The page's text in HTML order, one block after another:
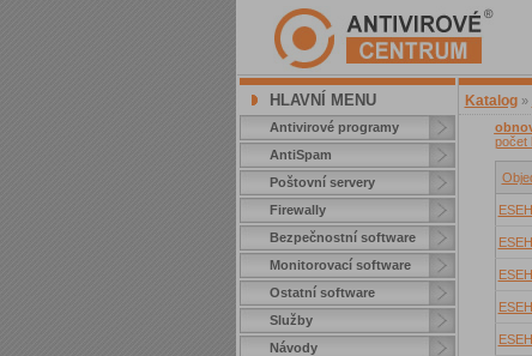
HLAVNÍ MENU
Antivirové programy
AntiSpam
Poštovní servery
Firewally
Bezpečnostní software
Monitorovací software
Ostatní software
Služby
Návody
Katalog »
počet